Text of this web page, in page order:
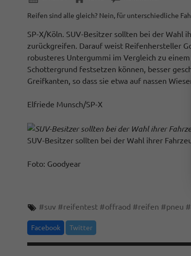
Reifen sind alle gleich? Nein, für unterschiedliche
SP-X/Köln. SUV-Besitzer sollten bei der Wahl
zurückgreifen. Darauf weist Reifenhersteller
robusteres Untergummi im Vergleich zu
Schottergrund festsetzen können, besser
Greifkanten, so dass sie etwa auf nassen
Elfriede Munsch/SP-X
SUV-Besitzer sollten bei der Wahl ihrer
Foto: Goodyear
#suv #reifentest #offraod #reifen #pneu #
Facebook Twitter